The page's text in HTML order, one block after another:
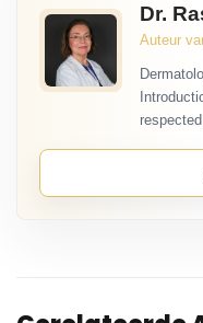
Dr.
Auteur